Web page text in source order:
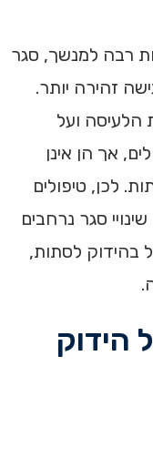
רבה למנשך, סגר
זהירה יותר.
הלעיסה ועל
אך הן אינן
לכן, טיפולים
סגר נרחבים
בהידוק לסתות,
הידוק